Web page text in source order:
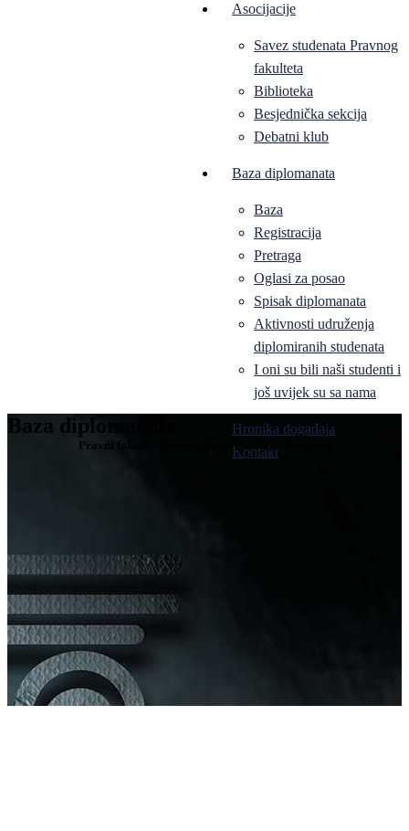
Asocijacije
Savez studenata Pravnog
fakulteta
Biblioteka
Besjednička sekcija
Debatni klub
Baza diplomanata
Baza
Registracija
Pretraga
Oglasi za posao
Spisak diplomanata
Aktivnosti udruženja
diplomiranih studenata
I oni su bili naši studenti i
još uvijek su sa nama
Hronika događaja
Kontakt
Baza diplomanata
Pravni fakultet Univerziteta u Istočnom Sarajevu